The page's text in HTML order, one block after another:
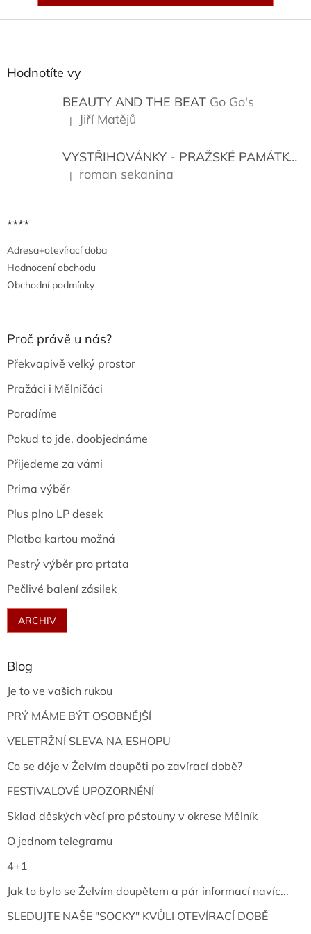
Hodnotíte vy
BEAUTY AND THE BEAT Go Go's
Hodnocení produktu je 5 z 5 hvězdiček.
| Jiří Matějů
VYSTŘIHOVÁNKY - PRAŽSKÉ PAMÁTKY
Hodnocení produktu je 5 z 5 hvězdiček.
| roman sekanina
****
Adresa+otevírací doba
Hodnocení obchodu
Obchodní podmínky
Proč právě u nás?
Překvapivě velký prostor
Pražáci i Mělničáci
Poradíme
Pokud to jde, doobjednáme
Přijedeme za vámi
Prima výběr
Plus plno LP desek
Platba kartou možná
Pestrý výběr pro prťata
Pečlivé balení zásilek
ARCHIV
Blog
Je to ve vašich rukou
PRÝ MÁME BÝT OSOBNĚJŠÍ
VELETRŽNÍ SLEVA NA ESHOPU
Co se děje v Želvím doupěti po zavírací době?
FESTIVALOVÉ UPOZORNĚNÍ
Sklad děských věcí pro pěstouny v okrese Mělník
O jednom telegramu
4+1
Jak to bylo se Želvím doupětem a pár informací navíc...
SLEDUJTE NAŠE "SOCKY" KVŮLI OTEVÍRACÍ DOBĚ